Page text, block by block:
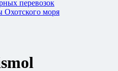
перевозок
моря